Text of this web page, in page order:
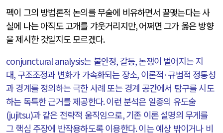
펙이 그의 방법론적 논의를 무술에 비유하면서 끝맺는다는 사
실에 나는 아직도 고개를 갸웃거리지만,어쩌면 그가 옳은 방향
을 제시한 것일지도 모르겠다.
conjunctural analysis는 불안정, 갈등,논쟁이 벌어지는 지
대, 구조조정과 변화가 가속화되는 장소, 이론적 ·규범적 정통성
과 경계를 정의하는 극한 사례 또는 경계 공간에서 탐구를 시도
하는 독특한 근거를 제공한다.이런 분석은 일종의 유도술
(jujitsu)과 같은 전략적 움직임으로,기존 이론 설명의 무게를
그 핵심 주장에 반작용하도록 이용한다.이는 예상 밖이거나 비